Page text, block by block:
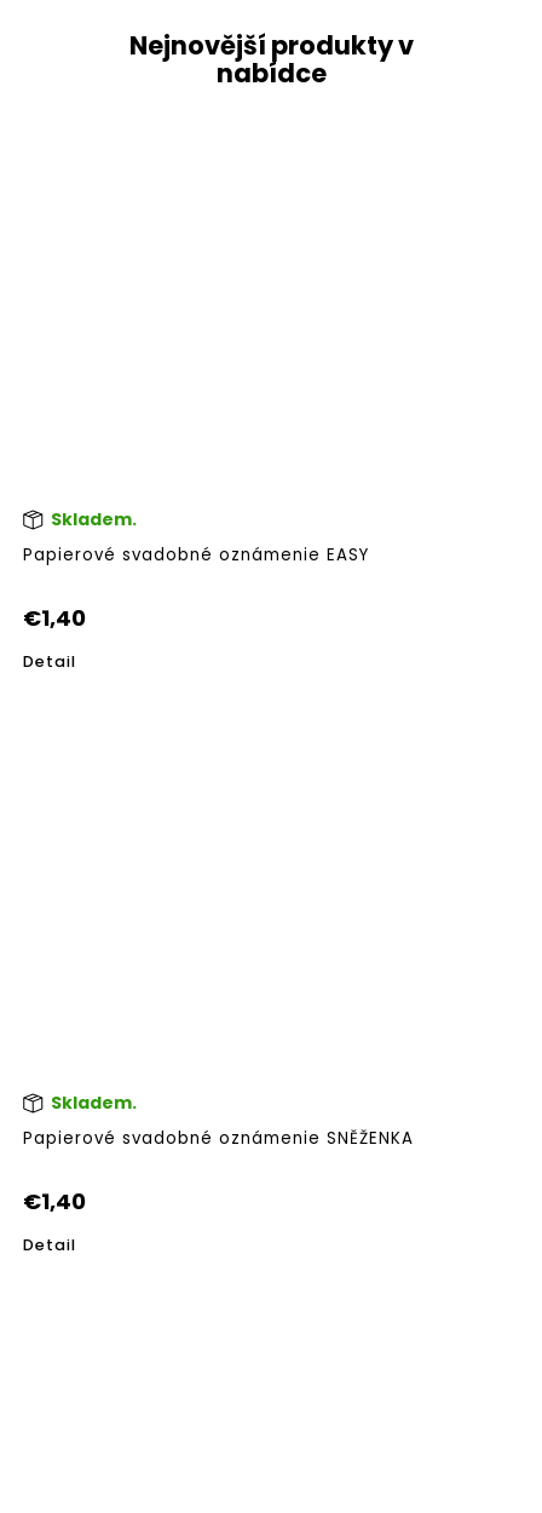
Nejnovější produkty v
nabídce
Papierové svadobné oznámenie EASY
Skladem.
€1,40
Detail
Papierové svadobné oznámenie SNĚŽENKA
Skladem.
€1,40
Detail